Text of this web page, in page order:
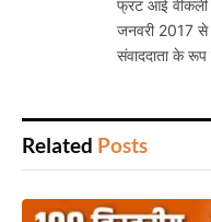
फ्रंट आई वीकली
जनवरी 2017 से
संवाददाता के रूप
Related Posts